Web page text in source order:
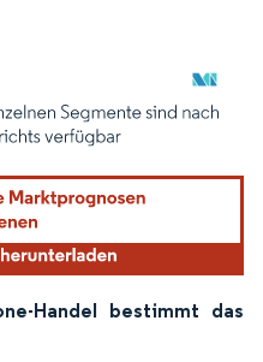
erfordert Namensnennung
Handel bestimmt das